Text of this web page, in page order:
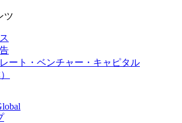
ツ
ート・ベンチャー・キャピタル